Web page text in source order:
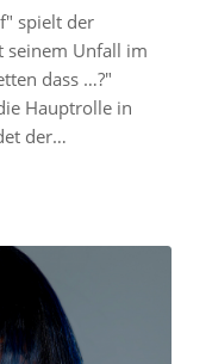
spielt der
seinem Unfall im
dass …?"
Hauptrolle in
der…